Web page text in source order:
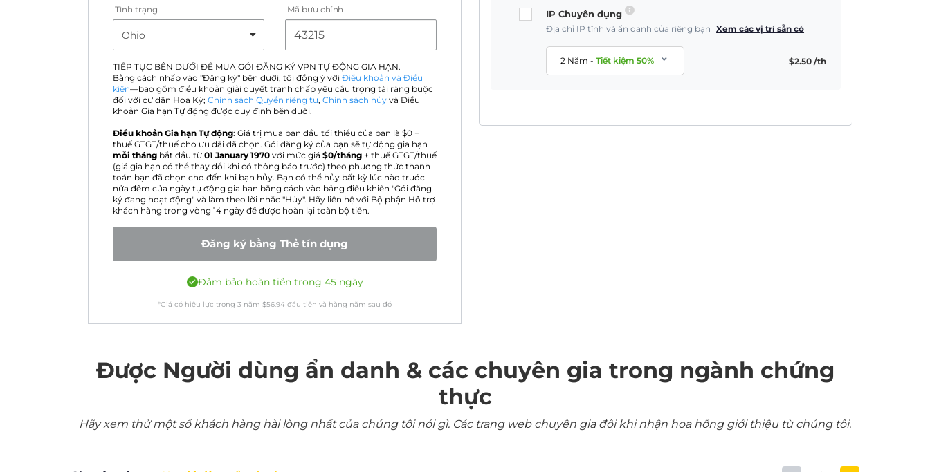
Tình trạng Mã bưu chính
TIẾP TỤC BÊN DƯỚI ĐỂ MUA GÓI ĐĂNG KÝ VPN TỰ ĐỘNG GIA HẠN.
Bằng cách nhấp vào "Đăng ký" bên dưới, tôi đồng ý với Điều khoản và Điều
kiện—bao gồm điều khoản giải quyết tranh chấp yêu cầu trọng tài ràng buộc
đối với cư dân Hoa Kỳ; Chính sách Quyền riêng tư, Chính sách hủy và Điều
khoản Gia hạn Tự động được quy định bên dưới.
Điều khoản Gia hạn Tự động: Giá trị mua ban đầu tối thiểu của bạn là $0 +
thuế GTGT/thuế cho ưu đãi đã chọn. Gói đăng ký của bạn sẽ tự động gia hạn
mỗi tháng bắt đầu từ 01 January 1970 với mức giá $0/tháng + thuế GTGT/thuế
(giá gia hạn có thể thay đổi khi có thông báo trước) theo phương thức thanh
toán bạn đã chọn cho đến khi bạn hủy. Bạn có thể hủy bất kỳ lúc nào trước
nửa đêm của ngày tự động gia hạn bằng cách vào bảng điều khiển "Gói đăng
ký đang hoạt động" và làm theo lời nhắc "Hủy". Hãy liên hệ với Bộ phận Hỗ trợ
khách hàng trong vòng 14 ngày để được hoàn lại toàn bộ tiền.
Đăng ký bằng Thẻ tín dụng
Đảm bảo hoàn tiền trong 45 ngày
*Giá có hiệu lực trong 3 năm $56.94 đầu tiên và hàng năm sau đó
IP Chuyên dụng
Địa chỉ IP tĩnh và ẩn danh của riêng bạn Xem các vị trí sẵn có
2 Năm-Tiết kiệm50% $2.50 /th
Được Người dùng ẩn danh & các chuyên gia trong ngành chứng
thực
Hãy xem thử một số khách hàng hài lòng nhất của chúng tôi nói gì. Các trang web chuyên gia đôi khi nhận hoa hồng giới thiệu từ chúng tôi.